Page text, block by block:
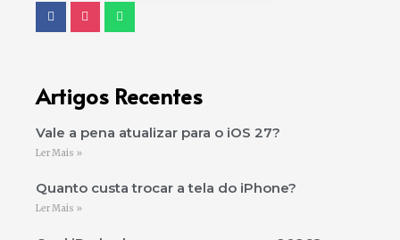
Artigos Recentes
Vale a pena atualizar para o iOS 27?
Ler Mais »
Quanto custa trocar a tela do iPhone?
Ler Mais »